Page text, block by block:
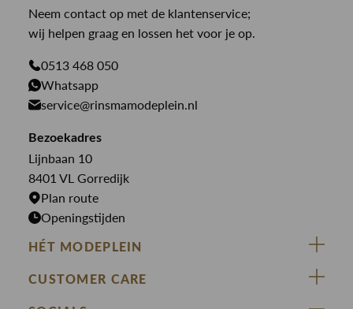
Paul en Shark
Genti
PME Legend
Butcher of Blue
Bekijk alle merken >
Broeken
Gilets
Jassen
Jeans
Jumpsuits
Jurken
Rokken
Colberts
Giftcards
Jassen
Overhemden
T-shirts
Neem contact op met de klantenservice;
wij helpen graag en lossen het voor je op.
0513 468 050
Whatsapp
service@rinsmamodeplein.nl
Bezoekadres
Lijnbaan 10
8401 VL Gorredijk
Plan route
Openingstijden
HÉT MODEPLEIN
ZIJ VAN RINSMA
DE HEEREN VAN RINSMA
CUSTOMER CARE